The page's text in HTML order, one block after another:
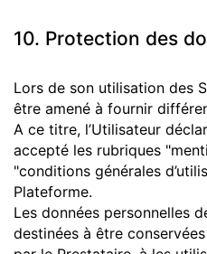
10. Protection des
Lors de son utilisation des
être amené à fournir
A ce titre, l’Utilisateur
accepté les rubriques
"conditions générales
Plateforme.
Les données personnelles
destinées à être